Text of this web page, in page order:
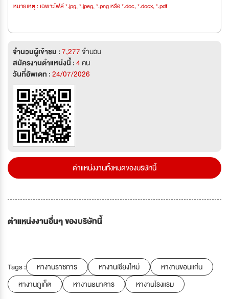
หมายเหตุ : เฉพาะไฟล์ *.jpg, *.jpeg, *.png หรือ *.doc, *.docx, *.pdf
จำนวนผู้เข้าชม :7,277จำนวน
สมัครงานตำแหน่งนี้ :4คน
วันที่อัพเดท :24/07/2026
ตำแหน่งงานทั้งหมดของบริษัทนี้
ตำแหน่งงานอื่นๆ ของบริษัทนี้
Tags : หางานราชการ หางานเชียงใหม่
หางานขอนแก่น
หางานภูเก็ต
หางานธนาคาร หางานโรงแรม